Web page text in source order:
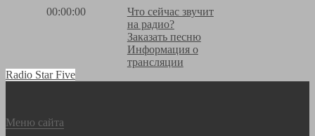
00:00:00
Что сейчас звучит
на радио?
Заказать песню
Информация о
трансляции
Radio Star Five
Меню сайта